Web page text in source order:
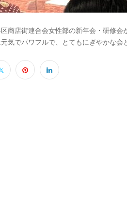
商店街連合会女性部の新年会・研修
気でパワフルで、とてもにぎやかな会